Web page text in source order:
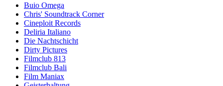
Buio Omega
Chris' Soundtrack Corner
Cineploit Records
Deliria Italiano
Die Nachtschicht
Dirty Pictures
Filmclub 813
Filmclub Bali
Film Maniax